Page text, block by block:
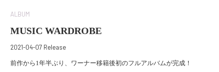
ALBUM
MUSIC WARDROBE
2021-04-07 Release
前作から1年半ぶり、ワーナー移籍後初のフルアルバムが完成！